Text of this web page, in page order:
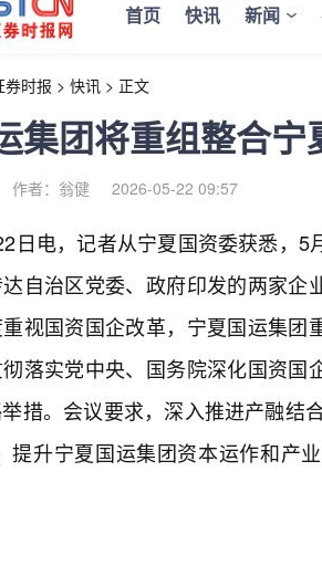
首页 快讯 新闻
券时报 > 快讯 > 正文
集团将重组整合宁
作者：翁健 2026-05-22 09:57
日电，记者从宁夏国资委获悉，5
自治区党委、政府印发的两家
视国资国企改革，宁夏国运集
落实党中央、国务院深化国资
措。会议要求，深入推进产融结
提升宁夏国运集团资本运作和产